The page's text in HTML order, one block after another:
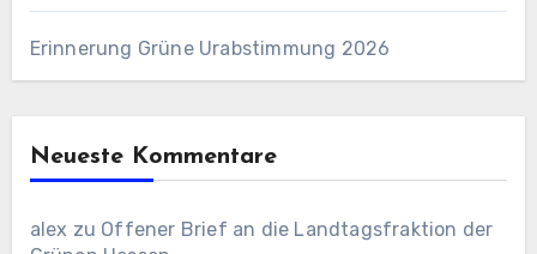
Erinnerung Grüne Urabstimmung 2026
Neueste Kommentare
alex zu Offener Brief an die Landtagsfraktion der